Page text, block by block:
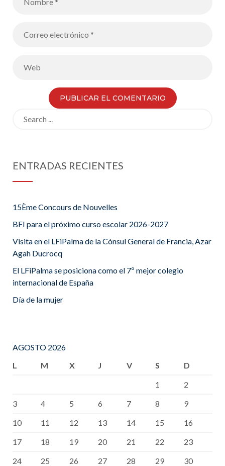
ENTRADAS RECIENTES
15Ème Concours de Nouvelles
BFI para el próximo curso escolar 2026-2027
Visita en el LFiPalma de la Cónsul General de Francia, Azar
Agah Ducrocq
El LFiPalma se posiciona como el 7º mejor colegio
internacional de España
Día de la mujer
AGOSTO 2026
L
M X J V S
D
1
2
3
4 5 6 7 8
9
10
11 12 13 14 15
16
17
18 19 20 21 22
23
24
25 26 27 28 29 30